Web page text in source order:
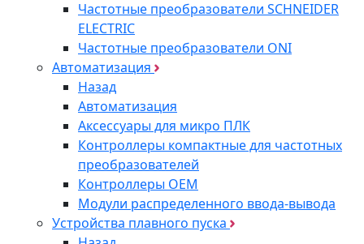
Частотные преобразователи SCHNEIDER
ELECTRIC
Частотные преобразователи ONI
Автоматизация
Назад
Автоматизация
Аксессуары для микро ПЛК
Контроллеры компактные для частотных
преобразователей
Контроллеры ОЕМ
Модули распределенного ввода-вывода
Устройства плавного пуска